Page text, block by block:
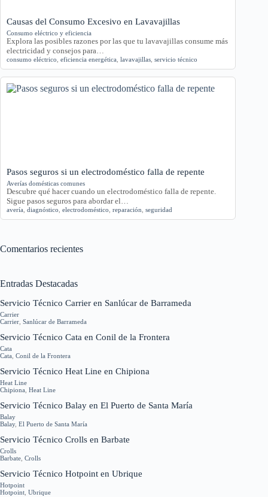
Causas del Consumo Excesivo en Lavavajillas
Consumo eléctrico y eficiencia
Explora las posibles razones por las que tu lavavajillas consume más
electricidad y consejos para…
consumo eléctrico eficiencia energética lavavajillas servicio técnico
Pasos seguros si un electrodoméstico falla de repente
Averías domésticas comunes
Descubre qué hacer cuando un electrodoméstico falla de repente.
Sigue pasos seguros para abordar el…
avería diagnóstico electrodoméstico reparación seguridad
Comentarios recientes
Entradas Destacadas
Servicio Técnico Carrier en Sanlúcar de Barrameda
Carrier
Carrier Sanlúcar de Barrameda
Servicio Técnico Cata en Conil de la Frontera
Cata
Cata Conil de la Frontera
Servicio Técnico Heat Line en Chipiona
Heat Line
Chipiona Heat Line
Servicio Técnico Balay en El Puerto de Santa María
Balay
Balay, El Puerto de Santa María
Servicio Técnico Crolls en Barbate
Crolls
Barbate Crolls
Servicio Técnico Hotpoint en Ubrique
Hotpoint
Hotpoint Ubrique